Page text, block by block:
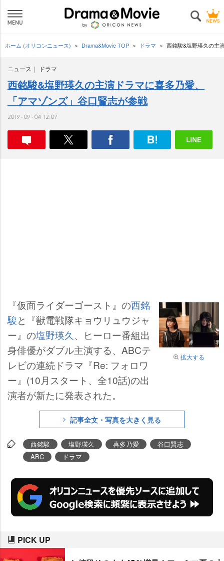
ホーム (オリコンニュース) Drama&Movie TOP ドラマ 西銘駿&塩野瑛久の主
ニュース ドラマ
西銘駿&塩野瑛久の主演ドラマに喜多乃愛、
「アマゾンズ」谷口賢志が参戦
2019-09-04 12:07
拡大する
『仮面ライダーゴースト』の西銘
駿と『獣電戦隊キョウリュウジャ
ー』の塩野瑛久 、ヒーロー番組出
身俳優がダブル主演する、ABCテ
レビの連続ドラマ『Re: フォロワ
ー』(10月スタート、全10話)の出
演者が新たに発表された。
記事全文・写真を大きく見る
西銘駿 塩野瑛久 喜多乃愛
谷口賢志
ABC
ドラマ
PICK UP